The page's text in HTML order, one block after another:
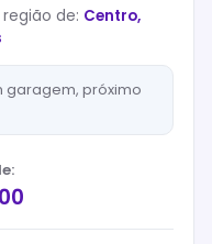
de: Centro,
garagem, próximo